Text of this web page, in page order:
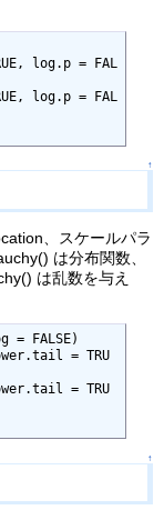
log.p = FAL
log.p = FAL
↑
、スケールパラ
は分布関数、
は乱数を与え
FALSE)
= TRU
= TRU
↑